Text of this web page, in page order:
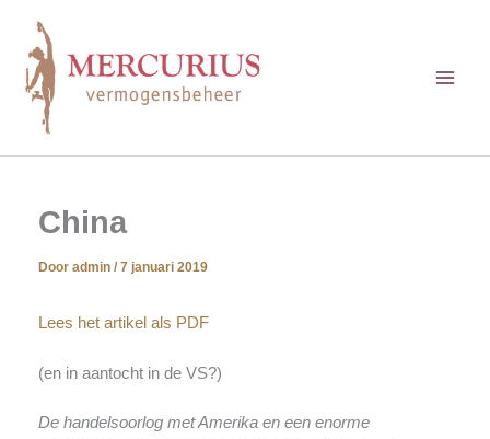
inhoud
China
Door admin / 7 januari 2019
Lees het artikel als PDF
(en in aantocht in de VS?)
De handelsoorlog met Amerika en een enorme